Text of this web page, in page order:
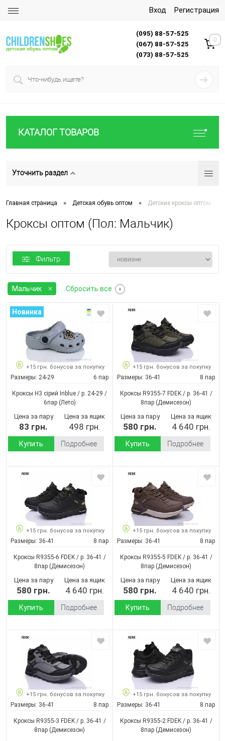
Вход Регистрация
(095) 88-57-525
(067) 88-57-525
(073) 88-57-525
0
КАТАЛОГ ТОВАРОВ
Уточнить раздел
Главная страница • Детская обувь оптом • Детские кроксы оптом
Кроксы оптом (Пол: Мальчик)
Фильтр
Мальчик Сбросить все
Новинка
+15 грн. бонусов за покупку
Размеры: 24-29 6 пар
Кроксы H3 сірий Inblue / p. 24-29 /
6пар(Лето)
Цена за пару
83 грн.
Цена за ящик
498 грн.
Купить Подробнее
+15 грн. бонусов за покупку
Размеры: 36-41 8 пар
Кроксы R9355-7 FDEK / p. 36-41 /
8пар (Демисезон)
Цена за пару
580 грн.
Цена за ящик
4 640 грн.
Купить Подробнее
+15 грн. бонусов за покупку
Размеры: 36-41 8 пар
Кроксы R9355-6 FDEK / p. 36-41 /
8пар (Демисезон)
Цена за пару
580 грн.
Цена за ящик
4 640 грн.
Купить Подробнее
+15 грн. бонусов за покупку
Размеры: 36-41 8 пар
Кроксы R9355-5 FDEK / p. 36-41 /
8пар (Демисезон)
Цена за пару
580 грн.
Цена за ящик
4 640 грн.
Купить Подробнее
+15 грн. бонусов за покупку
Размеры: 36-41 8 пар
Кроксы R9355-3 FDEK / p. 36-41 /
8пар (Демисезон)
+15 грн. бонусов за покупку
Размеры: 36-41 8 пар
Кроксы R9355-2 FDEK / p. 36-41 /
8пар (Демисезон)